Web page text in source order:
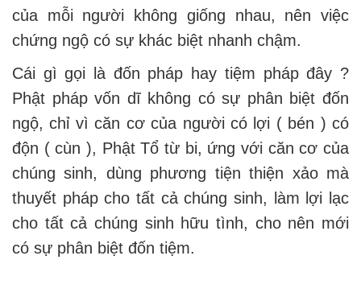
của mỗi người không giống nhau, nên việc
chứng ngộ có sự khác biệt nhanh chậm.
Cái gì gọi là đốn pháp hay tiệm pháp đây ?
Phật pháp vốn dĩ không có sự phân biệt đốn
ngộ, chỉ vì căn cơ của người có lợi ( bén ) có
độn ( cùn ), Phật Tổ từ bi, ứng với căn cơ của
chúng sinh, dùng phương tiện thiện xảo mà
thuyết pháp cho tất cả chúng sinh, làm lợi lạc
cho tất cả chúng sinh hữu tình, cho nên mới
có sự phân biệt đốn tiệm.